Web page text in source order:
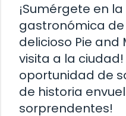
¡Sumérgete en
gastronómica
delicioso Pie and
visita a la ciudad!
oportunidad de
de historia
sorprendentes!